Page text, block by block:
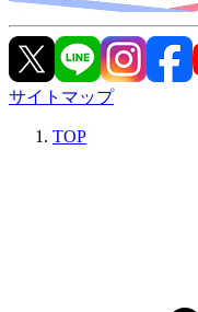
サイトマップ
TOP